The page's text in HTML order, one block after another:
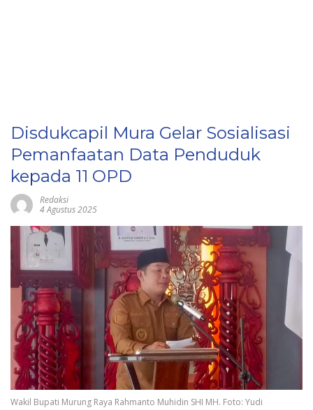
Disdukcapil Mura Gelar Sosialisasi
Pemanfaatan Data Penduduk
kepada 11 OPD
Redaksi
4 Agustus 2025
Wakil Bupati Murung Raya Rahmanto Muhidin SHI MH. Foto: Yudi